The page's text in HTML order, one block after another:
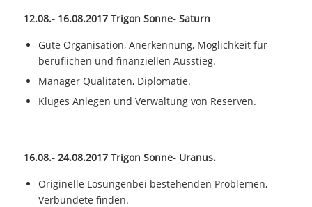
12.08.- 16.08.2017 Trigon Sonne- Saturn
Gute Organisation, Anerkennung, Möglichkeit für
beruflichen und finanziellen Ausstieg.
Manager Qualitäten, Diplomatie.
Kluges Anlegen und Verwaltung von Reserven.
16.08.- 24.08.2017 Trigon Sonne- Uranus.
Originelle Lösungenbei bestehenden Problemen,
Verbündete finden.